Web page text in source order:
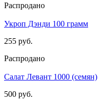
Распродано
Укроп Дэнди 100 грамм
255 руб.
Распродано
Салат Левант 1000 (семян)
500 руб.